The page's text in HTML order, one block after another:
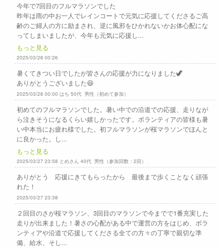
今年で7回目のフルマラソンでした
昨年は雨の中お一人でレインコートで元気に応援してくださるご高
齢のご婦人の方に励まされ、逆に風邪をひかれないかお体心配にな
ってしまいましたが、今年も元気に応援し...
もっと見る
2025/03/28 00:26
暑くてきつい日でしたが皆さんの応援が力になりました🦖
ありがとうございました😆
2025/03/28 00:00 はち 50代 男性（初めて参加）
初めてのフルマラソンでした。暑い中での沿道での応援、走りなが
ら泣きそうになるくらい嬉しかったです。ボランティアの皆様も暑
い中本当にお疲れ様でした。初フルマラソンが桜マラソンでほんと
に良かった。し...
もっと見る
2025/03/27 23:58 とめさん 40代 男性（参加回数：2回）
ありがとう 応援にきてもらったから 最後まで歩くことなく頑張
れた！
2025/03/27 23:38
２回目のさが桜マラソン、3回目のマラソンで今までで1番充実した
走りが出来ました！暑さの心配がある中で運営の方をはじめ、ボラ
ンティアや沿道で応援してくださる全ての方々の丁寧で親切な準
備、給水、そし...